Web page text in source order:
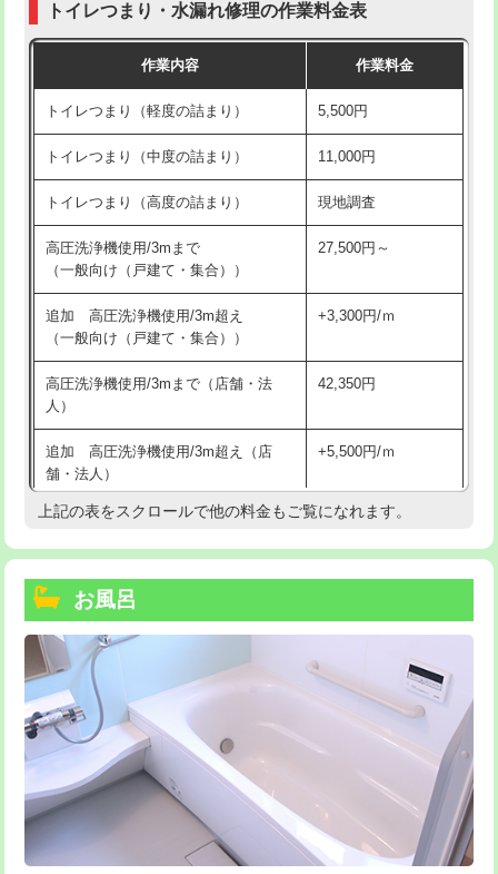
トイレつまり・水漏れ修理の作業料金表
作業内容 作業料金
トイレつまり（軽度の詰まり） 5,500円
トイレつまり（中度の詰まり） 11,000円
トイレつまり（高度の詰まり） 現地調査
高圧洗浄機使用/3mまで
（一般向け（戸建て・集合））
27,500円～
追加 高圧洗浄機使用/3m超え
（一般向け（戸建て・集合））
+3,300円/ｍ
高圧洗浄機使用/3mまで（店舗・法
人）
42,350円
追加 高圧洗浄機使用/3m超え（店
舗・法人）
+5,500円/ｍ
高度高圧洗浄換 現地調査
トーラー機使用/3mまで
追加トーラー機使用/3m超え
カメラ調査 33,000円
桝清掃 8,800円
止水・漏水調査・防水処理・清掃・修
理・調整・分解・加工など（軽作業）
止水・漏水調査・防水処理・清掃・修
22,000円
上記の表をスクロールで他の料金もご覧になれます。
お風呂